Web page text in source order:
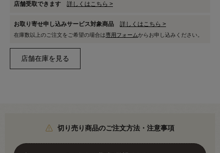
店舗受取できます 詳しくはこちら >
お取り寄せ申し込みサービス対象商品 詳しくはこちら >
在庫数以上のご注文をご希望の場合は専用フォームからお申し込みください。
切り売り商品のご注文方法・注意事項